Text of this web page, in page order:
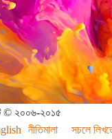
© ২০০৬-২০১৫
নীতিমালা সচলে